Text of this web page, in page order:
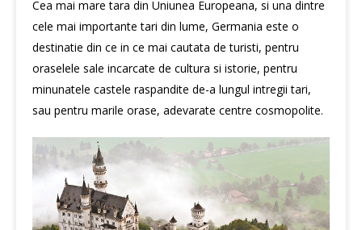
Cea mai mare tara din Uniunea Europeana, si una dintre
cele mai importante tari din lume, Germania este o
destinatie din ce in ce mai cautata de turisti, pentru
oraselele sale incarcate de cultura si istorie, pentru
minunatele castele raspandite de-a lungul intregii tari,
sau pentru marile orase, adevarate centre cosmopolite.